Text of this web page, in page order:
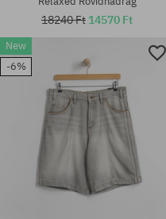
Elérhető méretek:
S; M; L; XL
18240 Ft 14570 Ft
New
-6%